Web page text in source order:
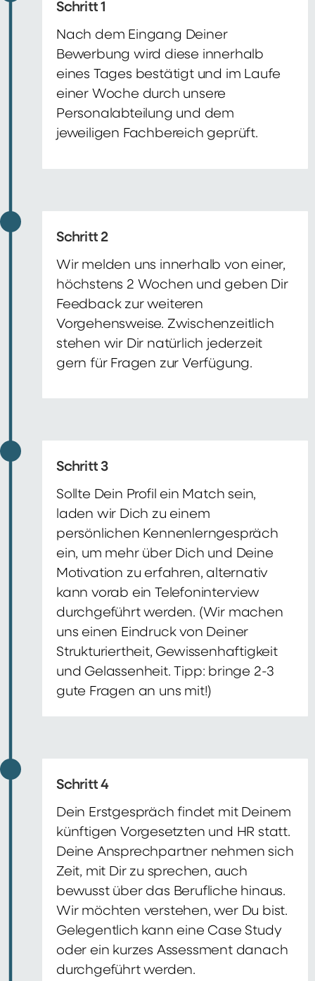
Schritt 1
Nach dem Eingang Deiner
Bewerbung wird diese innerhalb
eines Tages bestätigt und im Laufe
einer Woche durch unsere
Personalabteilung und dem
jeweiligen Fachbereich geprüft.
Schritt 2
Wir melden uns innerhalb von einer,
höchstens 2 Wochen und geben Dir
Feedback zur weiteren
Vorgehensweise. Zwischenzeitlich
stehen wir Dir natürlich jederzeit
gern für Fragen zur Verfügung.
Schritt 3
Sollte Dein Profil ein Match sein,
laden wir Dich zu einem
persönlichen Kennenlerngespräch
ein, um mehr über Dich und Deine
Motivation zu erfahren, alternativ
kann vorab ein Telefoninterview
durchgeführt werden. (Wir machen
uns einen Eindruck von Deiner
Strukturiertheit, Gewissenhaftigkeit
und Gelassenheit. Tipp: bringe 2-3
gute Fragen an uns mit!)
Schritt 4
Dein Erstgespräch findet mit Deinem
künftigen Vorgesetzten und HR statt.
Deine Ansprechpartner nehmen sich
Zeit, mit Dir zu sprechen, auch
bewusst über das Berufliche hinaus.
Wir möchten verstehen, wer Du bist.
Gelegentlich kann eine Case Study
oder ein kurzes Assessment danach
durchgeführt werden.